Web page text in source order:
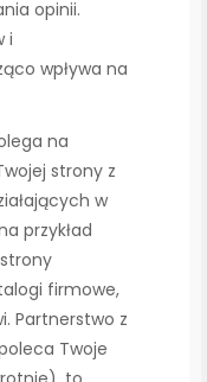
opinii.
i
wpływa na
na
strony z
w
przykład
firmowe,
Partnerstwo z
Twoje